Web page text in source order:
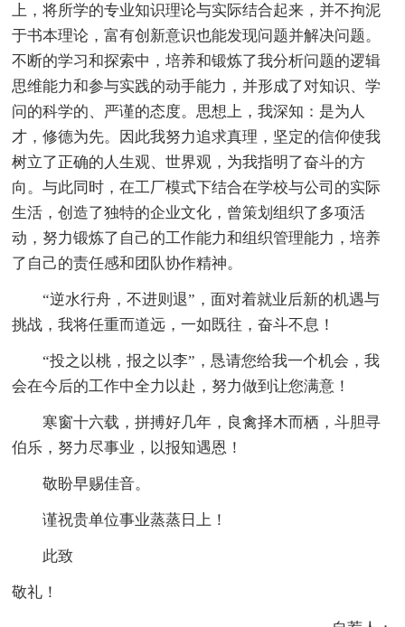
上，将所学的专业知识理论与实际结合起来，并不拘泥
于书本理论，富有创新意识也能发现问题并解决问题。
不断的学习和探索中，培养和锻炼了我分析问题的逻辑
思维能力和参与实践的动手能力，并形成了对知识、学
问的科学的、严谨的态度。思想上，我深知：是为人
才，修德为先。因此我努力追求真理，坚定的信仰使我
树立了正确的人生观、世界观，为我指明了奋斗的方
向。与此同时，在工厂模式下结合在学校与公司的实际
生活，创造了独特的企业文化，曾策划组织了多项活
动，努力锻炼了自己的工作能力和组织管理能力，培养
了自己的责任感和团队协作精神。
“逆水行舟，不进则退”，面对着就业后新的机遇与
挑战，我将任重而道远，一如既往，奋斗不息！
“投之以桃，报之以李”，恳请您给我一个机会，我
会在今后的工作中全力以赴，努力做到让您满意！
寒窗十六载，拼搏好几年，良禽择木而栖，斗胆寻
伯乐，努力尽事业，以报知遇恩！
敬盼早赐佳音。
谨祝贵单位事业蒸蒸日上！
此致
敬礼！